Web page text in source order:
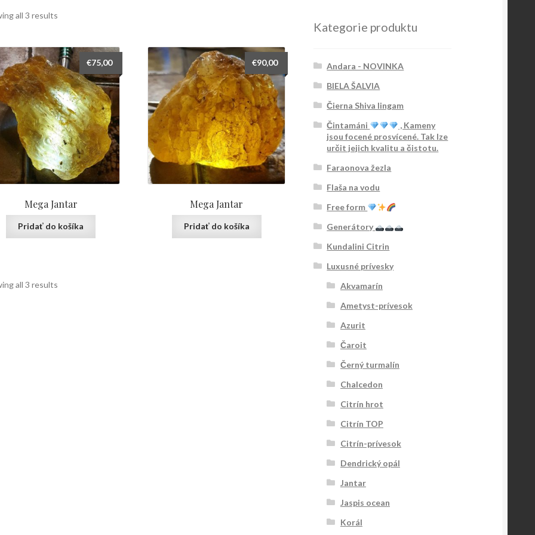
all 3 results
Mega Jantar
€75,00
Pridať do košíka
Mega Jantar
€90,00
Pridať do košíka
all 3 results
Kategorie produktu
Andara - NOVINKA
BIELA ŠALVIA
Čierna Shiva lingam
Čintamáni
, Kameny
jsou focené prosvícené. Tak lze
určit jejich kvalitu a čistotu.
Faraonova žezla
Flaša na vodu
Free form
Generátory
Kundalini Citrin
Luxusné prívesky
Akvamarín
Ametyst-prívesok
Azurit
Čaroit
Černý turmalín
Chalcedon
Citrín hrot
Citrín TOP
Citrín-prívesok
Dendrický opál
Jantar
Jaspis ocean
Korál